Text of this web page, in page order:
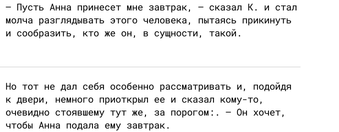
– Пусть Анна принесет мне завтрак, – сказал К. и стал
молча разглядывать этого человека, пытаясь прикинуть
и сообразить, кто же он, в сущности, такой.
Но тот не дал себя особенно рассматривать и, подойдя
к двери, немного приоткрыл ее и сказал кому-то,
очевидно стоявшему тут же, за порогом:. – Он хочет,
чтобы Анна подала ему завтрак.